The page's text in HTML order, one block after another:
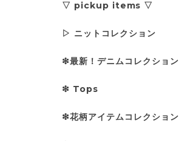
▽ pickup items ▽
▷ ニットコレクション
❇︎最新！デニムコレクション
❇︎ Tops
❇︎花柄アイテムコレクション